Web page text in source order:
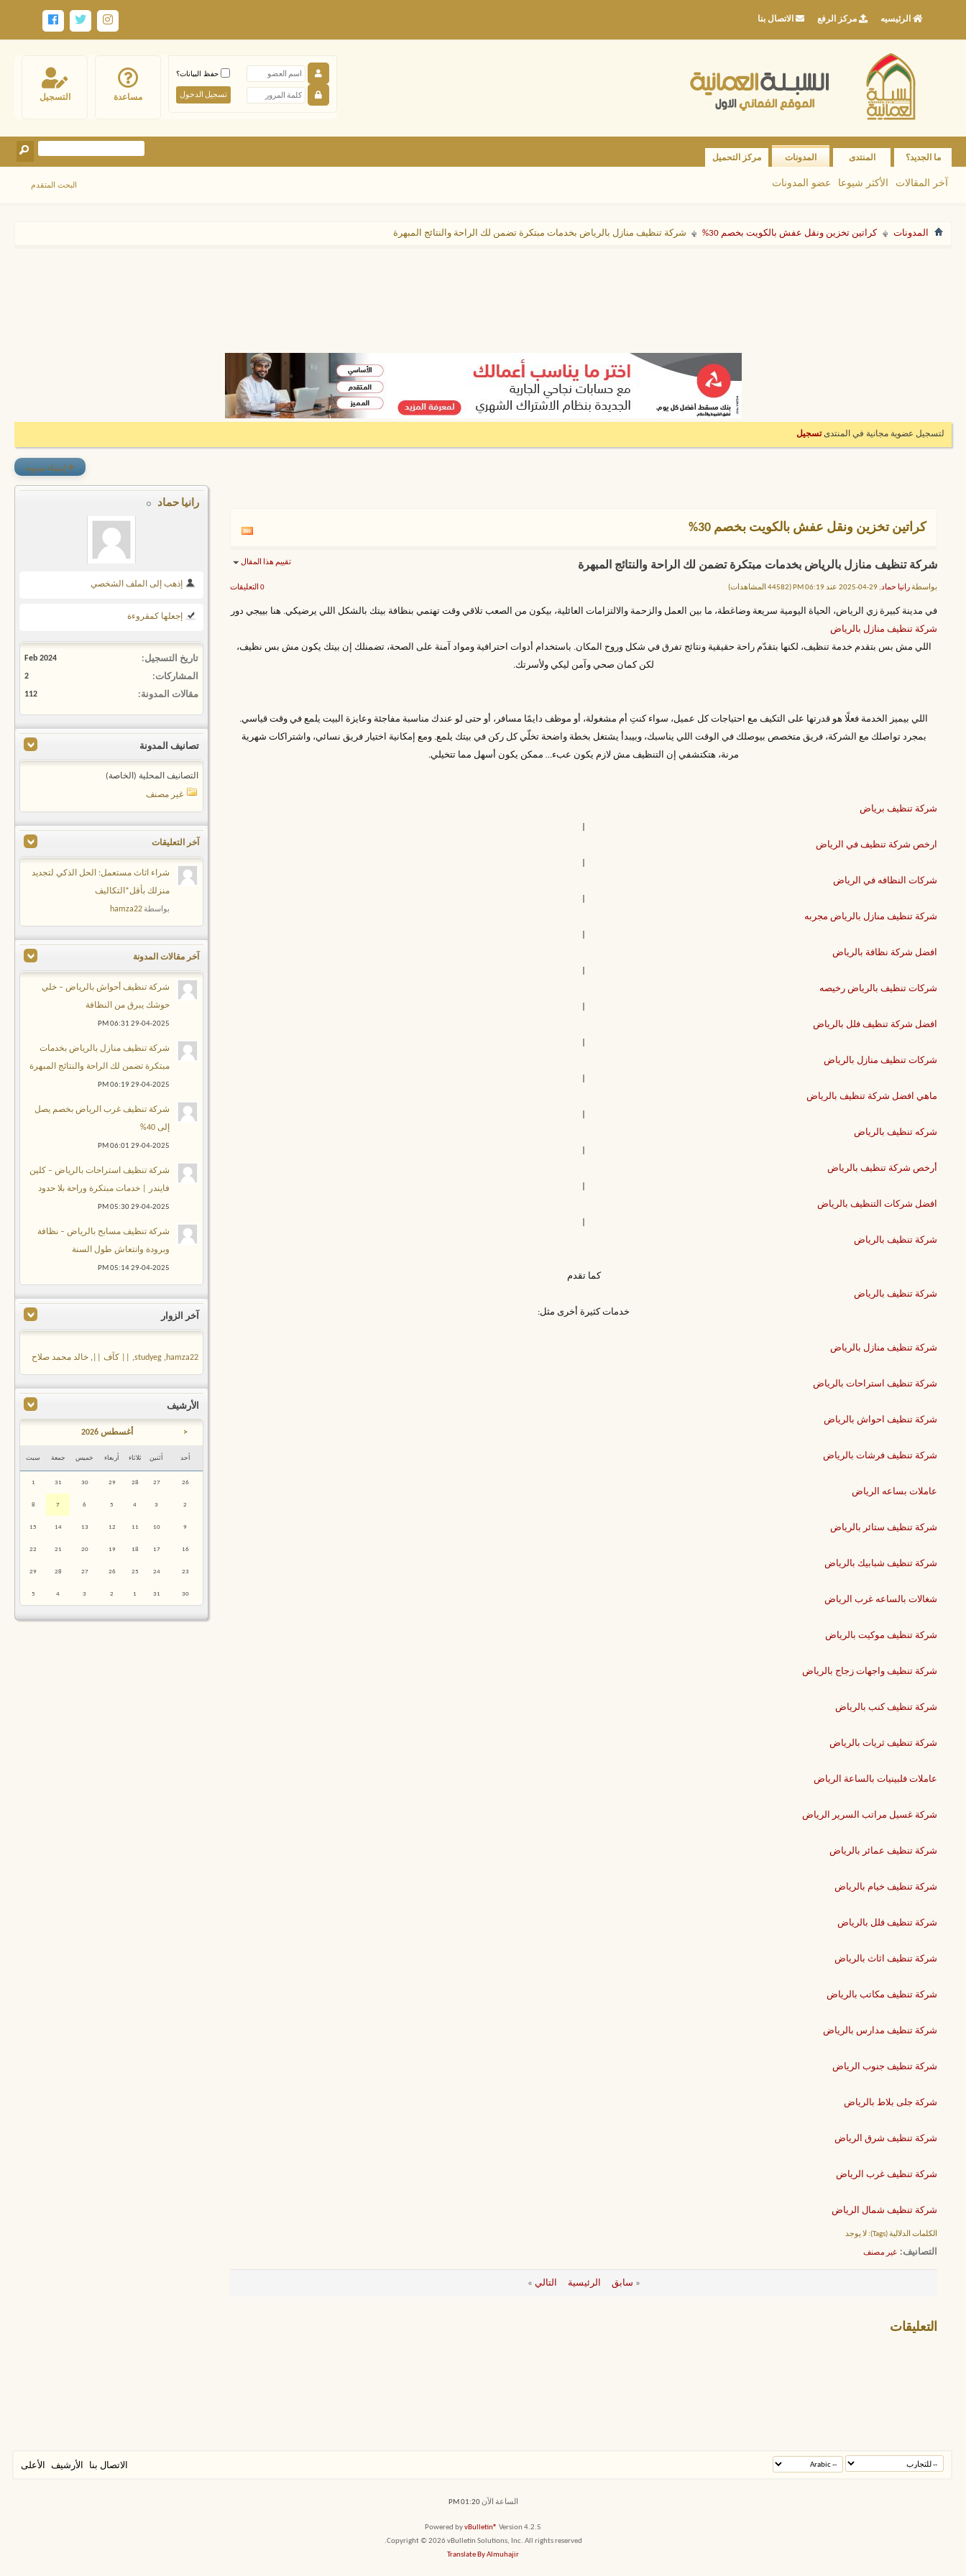
الرئيسيه مركز الرفع الاتصال بنا
التسجيل مساعدة
حفظ البيانات؟
ما الجديد؟ المنتدى المدونات
آخر المقالات الأكثر شيوعا عضو المدونات
مركز التحميل
البحث المتقدم
المدونات كراتين تخزين ونقل عفش بالكويت بخصم 30% شركة تنظيف منازل بالرياض بخدمات مبتكرة تضمن لك الراحة والنتائج المبهرة
لتسجيل عضوية مجانية في المنتدىتسجيل
كراتين تخزين ونقل عفش بالكويت بخصم 30%
شركة تنظيف منازل بالرياض بخدمات مبتكرة تضمن لك الراحة والنتائج المبهرة تقييم هذا المقال
0 التعليقات بواسطةرانيا حماد, 29-04-2025 عند 06:19 PM (44582 المشاهدات)
في مدينة كبيرة زي الرياض، الحياة اليومية سريعة وضاغطة، ما بين العمل والزحمة والالتزامات العائلية، بيكون من الصعب تلاقي وقت تهتمي بنظافة بيتك بالشكل اللي يرضيكي. هنا بييجي دور
شركة تنظيف منازل بالرياض
اللي مش بس بتقدم خدمة تنظيف، لكنها بتقدّم راحة حقيقية ونتائج تفرق في شكل وروح المكان. باستخدام أدوات احترافية ومواد آمنة على الصحة، تضمنلك إن بيتك يكون مش بس نظيف،
لكن كمان صحي وآمن ليكي ولأسرتك.
اللي بيميز الخدمة فعلًا هو قدرتها على التكيف مع احتياجات كل عميل، سواء كنتِ أم مشغولة، أو موظف دايمًا مسافر، أو حتى لو عندك مناسبة مفاجئة وعايزة البيت يلمع في وقت قياسي.
بمجرد تواصلك مع الشركة، فريق متخصص بيوصلك في الوقت اللي يناسبك، وبيبدأ يشتغل بخطة واضحة تخلّي كل ركن في بيتك يلمع. ومع إمكانية اختيار فريق نسائي، واشتراكات شهرية
مرنة، هتكتشفي إن التنظيف مش لازم يكون عبء… ممكن يكون أسهل مما تتخيلي.
شركة تنظيف برياض
ارخص شركة تنظيف في الرياض
شركات النظافه في الرياض
شركة تنظيف منازل بالرياض مجربه
افضل شركة نظافة بالرياض
شركات تنظيف بالرياض رخيصه
افضل شركة تنظيف فلل بالرياض
شركات تنظيف منازل بالرياض
ماهي افضل شركة تنظيف بالرياض
شركه تنظيف بالرياض
أرخص شركة تنظيف بالرياض
افضل شركات التنظيف بالرياض
شركة تنظيف بالرياض
كما تقدم
شركة تنظيف بالرياض
خدمات كثيرة أخرى مثل:
شركة تنظيف منازل بالرياض
شركة تنظيف استراحات بالرياض
شركة تنظيف احواش بالرياض
شركة تنظيف فرشات بالرياض
عاملات بساعه الرياض
شركة تنظيف ستائر بالرياض
شركة تنظيف شبابيك بالرياض
شغالات بالساعه غرب الرياض
شركة تنظيف موكيت بالرياض
شركة تنظيف واجهات زجاج بالرياض
شركة تنظيف كنب بالرياض
شركة تنظيف ثريات بالرياض
عاملات فلبينيات بالساعة الرياض
شركة غسيل مراتب السرير الرياض
شركة تنظيف عمائر بالرياض
شركة تنظيف خيام بالرياض
شركة تنظيف فلل بالرياض
شركة تنظيف اثاث بالرياض
شركة تنظيف مكاتب بالرياض
شركة تنظيف مدارس بالرياض
شركة تنظيف جنوب الرياض
شركة جلى بلاط بالرياض
شركة تنظيف شرق الرياض
شركة تنظيف غرب الرياض
شركة تنظيف شمال الرياض
الكلمات الدلالية (Tags): لا يوجد
التصانيف غير مصنف
« سابق الرئيسية التالي »
التعليقات
+ إنشاء مدونة
رانيا حماد
إذهب إلى الملف الشخصي
إجعلها كمقروءة
تاريخ التسجيل Feb 2024
المشاركات 2
مقالات المدونة 112
تصانيف المدونة
التصانيف المحلية (الخاصة)
غير مصنف
آخر التعليقات
شراء اثاث مستعمل: الحل الذكي لتجديد
منزلك بأقل*التكاليف
بواسطةhamza22
آخر مقالات المدونة
شركة تنظيف أحواش بالرياض – خلي
حوشك يبرق من النظافة
29-04-2025
06:31 PM
شركة تنظيف منازل بالرياض بخدمات
مبتكرة تضمن لك الراحة والنتائج المبهرة
29-04-2025
06:19 PM
شركة تنظيف غرب الرياض بخصم يصل
إلى 40%
29-04-2025
06:01 PM
شركة تنظيف استراحات بالرياض – كلين
فايندر | خدمات مبتكرة وراحة بلا حدود
29-04-2025
05:30 PM
شركة تنظيف مسابح بالرياض – نظافة
وبرودة وانتعاش طول السنة
29-04-2025
05:14 PM
آخر الزوار
hamza22
,
studyeg
, || كآف || , خالد محمد صلاح
الأرشيف
< أغسطس 2026
أحد أثنين ثلاثاء أربعاء خميس جمعة سبت
26
27
28
29
30
31
1
2
3
4
5
6
7
8
9
10
11
12
13
14
15
16
17
18
19
20
21
22
23
24
25
26
27
28
29
30
31
1
2
3
4
5
الاتصال بنا الأرشيف الأعلى
الساعة الآن01:20 PM
Powered byvBulletin® Version 4.2.5
Copyright © 2026 vBulletin Solutions, Inc. All rights reserved.
Translate By Almuhajir